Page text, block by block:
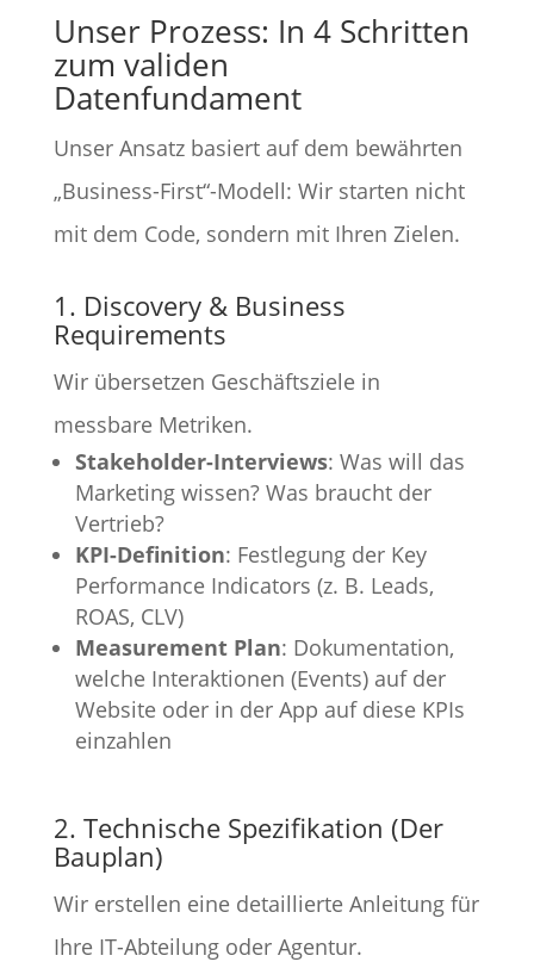
Unser Prozess: In 4 Schritten
zum validen
Datenfundament
Unser Ansatz basiert auf dem bewährten
„Business-First“-Modell: Wir starten nicht
mit dem Code, sondern mit Ihren Zielen.
1. Discovery & Business
Requirements
Wir übersetzen Geschäftsziele in
messbare Metriken.
Stakeholder-Interviews: Was will das
Marketing wissen? Was braucht der
Vertrieb?
KPI-Definition: Festlegung der Key
Performance Indicators (z. B. Leads,
ROAS, CLV)
Measurement Plan: Dokumentation,
welche Interaktionen (Events) auf der
Website oder in der App auf diese KPIs
einzahlen
2. Technische Spezifikation (Der
Bauplan)
Wir erstellen eine detaillierte Anleitung für
Ihre IT-Abteilung oder Agentur.